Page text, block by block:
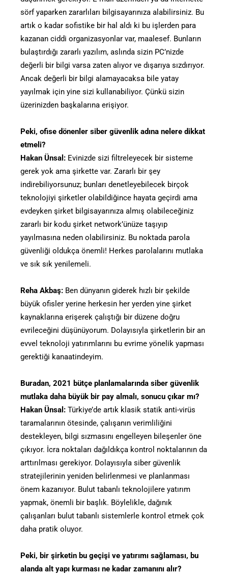
sörf yaparken zararlıları bilgisayarınıza alabilirsiniz. Bu
artık o kadar sofistike bir hal aldı ki bu işlerden para
kazanan ciddi organizasyonlar var, maalesef. Bunların
bulaştırdığı zararlı yazılım, aslında sizin PC’nizde
değerli bir bilgi varsa zaten alıyor ve dışarıya sızdırıyor.
Ancak değerli bir bilgi alamayacaksa bile yatay
yayılmak için yine sizi kullanabiliyor. Çünkü sizin
üzerinizden başkalarına erişiyor.
Peki, ofise dönenler siber güvenlik adına nelere dikkat
etmeli?
Hakan Ünsal: Evinizde sizi filtreleyecek bir sisteme
gerek yok ama şirkette var. Zararlı bir şey
indirebiliyorsunuz; bunları denetleyebilecek birçok
teknolojiyi şirketler olabildiğince hayata geçirdi ama
evdeyken şirket bilgisayarınıza almış olabileceğiniz
zararlı bir kodu şirket network’ünüze taşıyıp
yayılmasına neden olabilirsiniz. Bu noktada parola
güvenliği oldukça önemli! Herkes parolalarını mutlaka
ve sık sık yenilemeli.
Reha Akbaş: Ben dünyanın giderek hızlı bir şekilde
büyük ofisler yerine herkesin her yerden yine şirket
kaynaklarına erişerek çalıştığı bir düzene doğru
evrileceğini düşünüyorum. Dolayısıyla şirketlerin bir an
evvel teknoloji yatırımlarını bu evrime yönelik yapması
gerektiği kanaatindeyim.
Buradan, 2021 bütçe planlamalarında siber güvenlik
mutlaka daha büyük bir pay almalı, sonucu çıkar mı?
Hakan Ünsal: Türkiye’de artık klasik statik anti-virüs
taramalarının ötesinde, çalışanın verimliliğini
destekleyen, bilgi sızmasını engelleyen bileşenler öne
çıkıyor. İcra noktaları dağıldıkça kontrol noktalarının da
arttırılması gerekiyor. Dolayısıyla siber güvenlik
stratejilerinin yeniden belirlenmesi ve planlanması
önem kazanıyor. Bulut tabanlı teknolojilere yatırım
yapmak, önemli bir başlık. Böylelikle, dağınık
çalışanları bulut tabanlı sistemlerle kontrol etmek çok
daha pratik oluyor.
Peki, bir şirketin bu geçişi ve yatırımı sağlaması, bu
alanda alt yapı kurması ne kadar zamanını alır?